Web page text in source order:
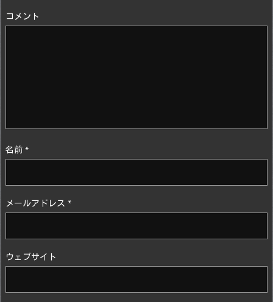
コメント
名前 *
メールアドレス *
ウェブサイト